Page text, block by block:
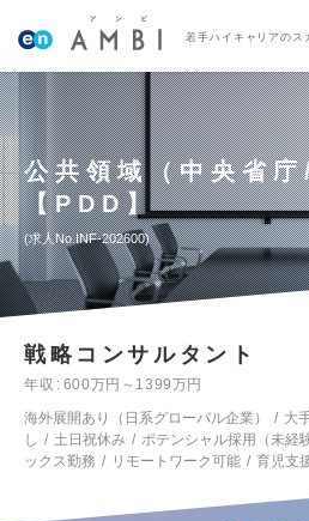
若手ハイキャリアのス
公共領域（中央省
【PDD】
求人No.INF-202600
戦略コンサルタント
年収
600万円～1399万円
海外展開あり（日系グローバル企業）
大
し
土日祝休み ポテンシャル採用（未経
ックス勤務
リモートワーク可能 育児支